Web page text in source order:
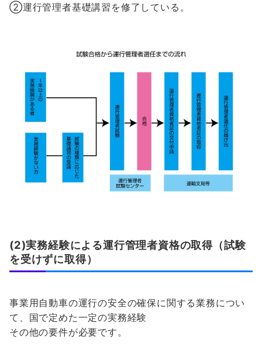
②運行管理者基礎講習を修了している。
(2)実務経験による運行管理者資格の取得（試験
を受けずに取得）
事業用自動車の運行の安全の確保に関する業務につい
て、国で定めた一定の実務経験
その他の要件が必要です。